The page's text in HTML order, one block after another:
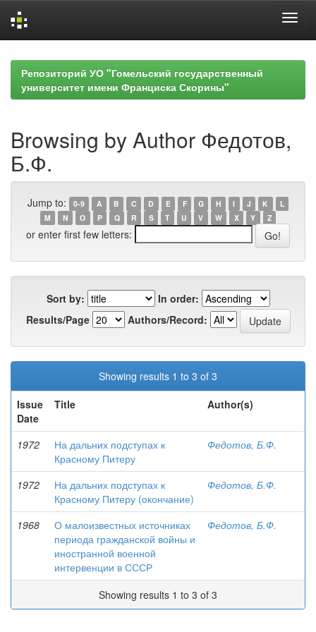
navigationРепозиторий УО "Гомельский государственный
университет имени Франциска Скорины"
Browsing by Author Федотов,
Б.Ф.
Jump to: 0-9 A B C D E F G H I J K
L
M
N O P Q R S T U V W X Y Z
or enter first few letters:
Sort by:
In order:
Results/Page
Authors/Record:
Showing results 1 to 3 of 3
Issue
Date
Title Author(s)
1972
На дальних подступах к
Красному Питеру
Федотов, Б.Ф.
1972
На дальних подступах к
Красному Питеру (окончание)
Федотов, Б.Ф.
1968
О малоизвестных источниках
периода гражданской войны и
иностранной военной
интервенции в СССР
Федотов, Б.Ф.
Showing results 1 to 3 of 3